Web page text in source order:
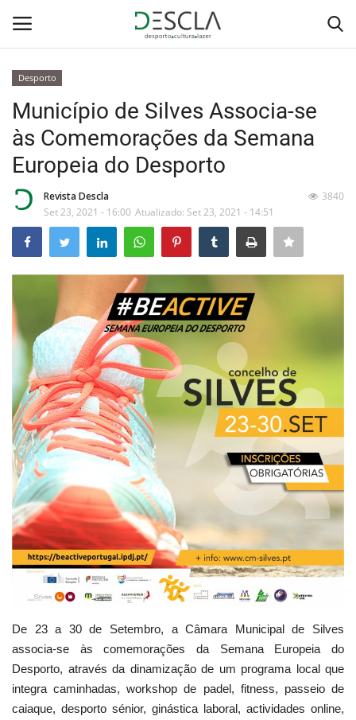
Home
...by Descla
Desporto
Sobre Nós
Educação
Estatuto Editorial
Saúde
Ficha técnica
Cultura
Lazer
Ambiente
Desporto
Município de Silves Associa-se
às Comemorações da Semana
Europeia do Desporto
Revista Descla
Set 23, 2021 - 16:00 Atualizado: Set 23, 2021 - 14:51
3840
De 23 a 30 de Setembro, a Câmara Municipal de Silves
associa-se às comemorações da Semana Europeia do
Desporto, através da dinamização de um programa local que
integra caminhadas, workshop de padel, fitness, passeio de
caiaque, desporto sénior, ginástica laboral, actividades online,